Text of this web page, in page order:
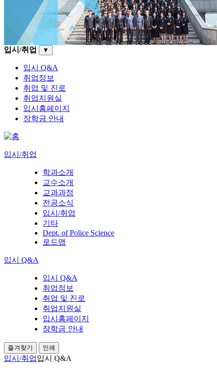
입시/취업 ▼
입시 Q&A
취업정보
취업 및 진로
취업지원실
입시홈페이지
장학금 안내
입시/취업
학과소개
교수소개
교과과정
전공소식
입시/취업
기타
Dept. of Police Science
로드맵
입시 Q&A
입시 Q&A
취업정보
취업 및 진로
취업지원실
입시홈페이지
장학금 안내
즐겨찾기 인쇄
입시/취업입시 Q&A